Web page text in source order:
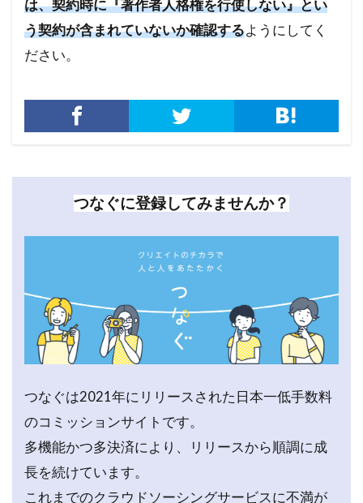
は、契約時に『著作者人格権を行使しない』とい
う契約が含まれていないか確認するようにしてく
ださい。
つなぐに登録してみませんか？
つなぐは2021年にリリースされた日本一低手数料
のコミッションサイトです。
多機能かつ多決済により、リリースから順調に成
長を続けています。
これまでのクラウドソーシングサービスに不満が